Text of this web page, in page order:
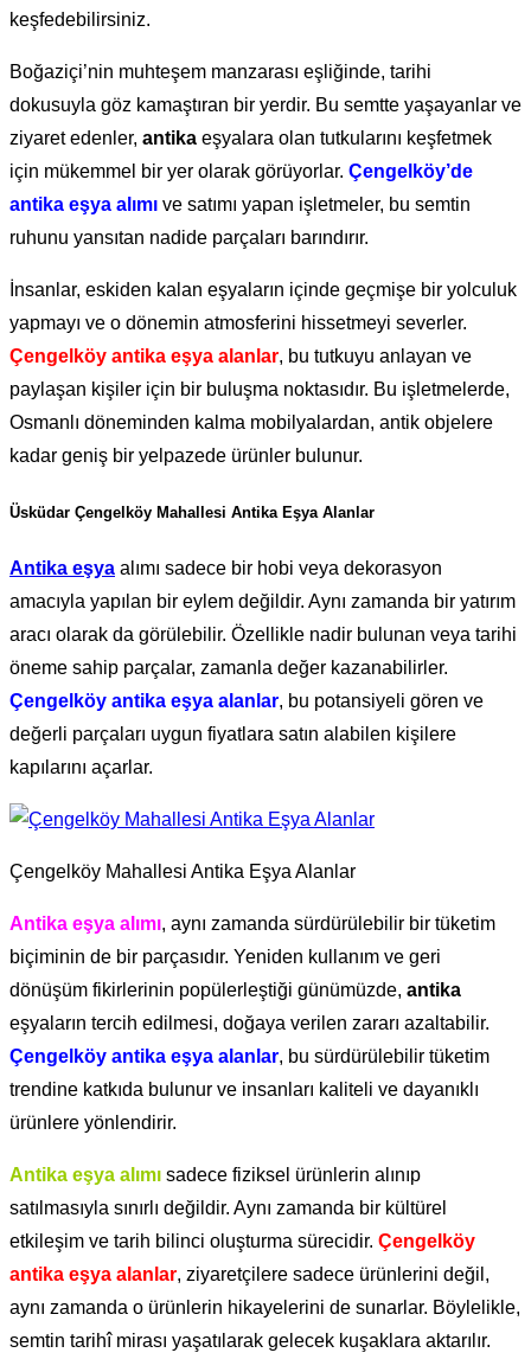
keşfedebilirsiniz.
Boğaziçi’nin muhteşem manzarası eşliğinde, tarihi
dokusuyla göz kamaştıran bir yerdir. Bu semtte yaşayanlar ve
ziyaret edenler, antika eşyalara olan tutkularını keşfetmek
için mükemmel bir yer olarak görüyorlar. Çengelköy’de
antika eşya alımı ve satımı yapan işletmeler, bu semtin
ruhunu yansıtan nadide parçaları barındırır.
İnsanlar, eskiden kalan eşyaların içinde geçmişe bir yolculuk
yapmayı ve o dönemin atmosferini hissetmeyi severler.
Çengelköy antika eşya alanlar, bu tutkuyu anlayan ve
paylaşan kişiler için bir buluşma noktasıdır. Bu işletmelerde,
Osmanlı döneminden kalma mobilyalardan, antik objelere
kadar geniş bir yelpazede ürünler bulunur.
Üsküdar Çengelköy Mahallesi Antika Eşya Alanlar
Antika eşya alımı sadece bir hobi veya dekorasyon
amacıyla yapılan bir eylem değildir. Aynı zamanda bir yatırım
aracı olarak da görülebilir. Özellikle nadir bulunan veya tarihi
öneme sahip parçalar, zamanla değer kazanabilirler.
Çengelköy antika eşya alanlar, bu potansiyeli gören ve
değerli parçaları uygun fiyatlara satın alabilen kişilere
kapılarını açarlar.
Çengelköy Mahallesi Antika Eşya Alanlar
Antika eşya alımı, aynı zamanda sürdürülebilir bir tüketim
biçiminin de bir parçasıdır. Yeniden kullanım ve geri
dönüşüm fikirlerinin popülerleştiği günümüzde, antika
eşyaların tercih edilmesi, doğaya verilen zararı azaltabilir.
Çengelköy antika eşya alanlar, bu sürdürülebilir tüketim
trendine katkıda bulunur ve insanları kaliteli ve dayanıklı
ürünlere yönlendirir.
Antika eşya alımı sadece fiziksel ürünlerin alınıp
satılmasıyla sınırlı değildir. Aynı zamanda bir kültürel
etkileşim ve tarih bilinci oluşturma sürecidir. Çengelköy
antika eşya alanlar, ziyaretçilere sadece ürünlerini değil,
aynı zamanda o ürünlerin hikayelerini de sunarlar. Böylelikle,
semtin tarihî mirası yaşatılarak gelecek kuşaklara aktarılır.